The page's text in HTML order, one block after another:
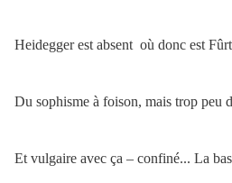
Heidegger est absent où donc est
Du sophisme à foison, mais trop peu
Et vulgaire avec ça – confiné... La